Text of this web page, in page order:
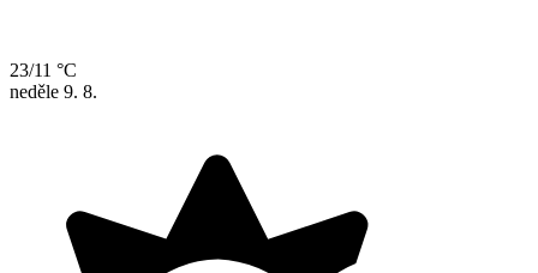
23/11 °C
neděle 9. 8.